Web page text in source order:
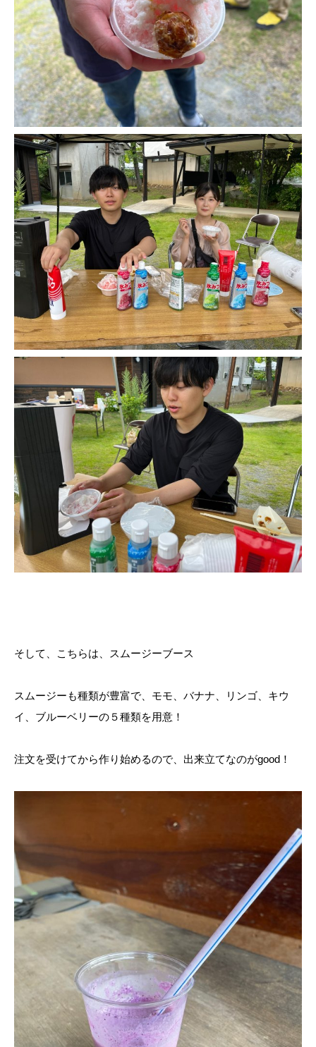
そして、こちらは、スムージーブース
スムージーも種類が豊富で、モモ、バナナ、リンゴ、キウ
イ、ブルーベリーの５種類を用意！
注文を受けてから作り始めるので、出来立てなのがgood！